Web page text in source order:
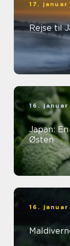
17. januar
Rejse til
16. januar
Japan:
Østen
16. januar